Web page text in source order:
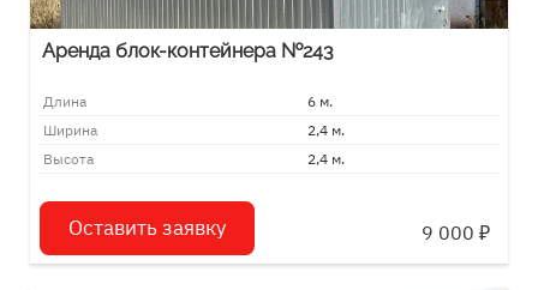
Аренда блок-контейнера №243
Длина
6 м.
Ширина
2,4 м.
Высота
2,4 м.
Оставить заявку 9 000 ₽